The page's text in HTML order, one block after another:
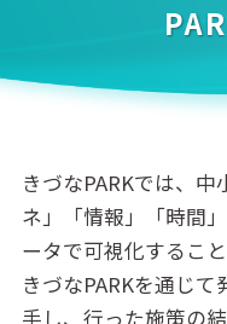
きづなPARKでは、
ネ」「情報」「時間
ータで可視化すること
きづなPARKを通じ
手し、行った施策の